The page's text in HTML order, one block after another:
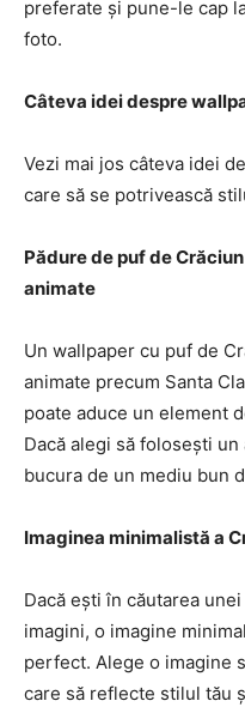
preferate și pune-le cap
foto.
Câteva idei despre
Vezi mai jos câteva idei
care să se potrivească
Pădure de puf de
animate
Un wallpaper cu puf de
animate precum Santa
poate aduce un element
Dacă alegi să folosești
bucura de un mediu bun
Imaginea minimalistă a
Dacă ești în căutarea
imagini, o imagine
perfect. Alege o imagine
care să reflecte stilul tău